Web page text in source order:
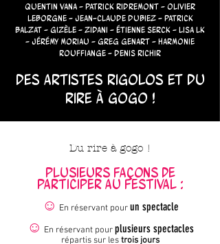
Quentin Vana - Patrick RidremonT - Olivier
Leborgne - Jean-Claude Dubiez - Patrick
Balzat - GiZèle - Zidani - Étienne Serck - Lisa LK
- Jérémy Moriau - Greg Genart - Harmonie
Rouffiange - Denis Richir
Des artistes rigolos et du
rire à gogo !
Du rire à gogo !
Plusieurs façons de
participer au festival :
☺ En réservant pourun spectacle
☺ En réservant pourplusieurs spectacles
répartis sur lestrois jours